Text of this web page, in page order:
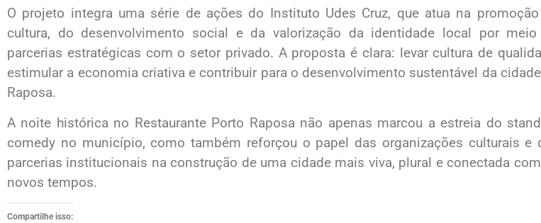
O projeto integra uma série de ações do Instituto Udes Cruz, que atua na
cultura, do desenvolvimento social e da valorização da identidade local por
parcerias estratégicas com o setor privado. A proposta é clara: levar cultura de
estimular a economia criativa e contribuir para o desenvolvimento sustentável da
Raposa.
A noite histórica no Restaurante Porto Raposa não apenas marcou a estreia do
comedy no município, como também reforçou o papel das organizações culturais e
parcerias institucionais na construção de uma cidade mais viva, plural e conectada
novos tempos.
Compartilhe isso: